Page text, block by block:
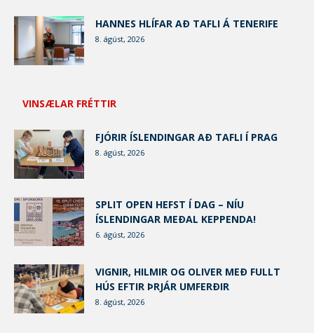
HANNES HLÍFAR AÐ TAFLI Á TENERIFE
8. ágúst, 2026
VINSÆLAR FRÉTTIR
FJÓRIR ÍSLENDINGAR AÐ TAFLI Í PRAG
8. ágúst, 2026
SPLIT OPEN HEFST Í DAG – NÍU
ÍSLENDINGAR MEÐAL KEPPENDA!
6. ágúst, 2026
VIGNIR, HILMIR OG OLIVER MEÐ FULLT
HÚS EFTIR ÞRJÁR UMFERÐIR
8. ágúst, 2026